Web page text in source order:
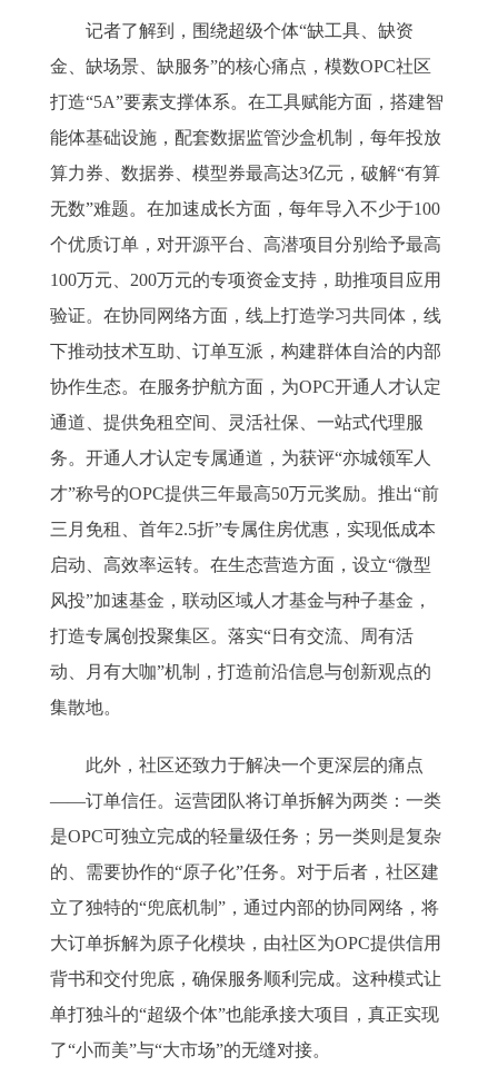
记者了解到，围绕超级个体“缺工具、缺资
金、缺场景、缺服务”的核心痛点，模数OPC社区
打造“5A”要素支撑体系。在工具赋能方面，搭建智
能体基础设施，配套数据监管沙盒机制，每年投放
算力券、数据券、模型券最高达3亿元，破解“有算
无数”难题。在加速成长方面，每年导入不少于100
个优质订单，对开源平台、高潜项目分别给予最高
100万元、200万元的专项资金支持，助推项目应用
验证。在协同网络方面，线上打造学习共同体，线
下推动技术互助、订单互派，构建群体自洽的内部
协作生态。在服务护航方面，为OPC开通人才认定
通道、提供免租空间、灵活社保、一站式代理服
务。开通人才认定专属通道，为获评“亦城领军人
才”称号的OPC提供三年最高50万元奖励。推出“前
三月免租、首年2.5折”专属住房优惠，实现低成本
启动、高效率运转。在生态营造方面，设立“微型
风投”加速基金，联动区域人才基金与种子基金，
打造专属创投聚集区。落实“日有交流、周有活
动、月有大咖”机制，打造前沿信息与创新观点的
集散地。
此外，社区还致力于解决一个更深层的痛点
——订单信任。运营团队将订单拆解为两类：一类
是OPC可独立完成的轻量级任务；另一类则是复杂
的、需要协作的“原子化”任务。对于后者，社区建
立了独特的“兜底机制”，通过内部的协同网络，将
大订单拆解为原子化模块，由社区为OPC提供信用
背书和交付兜底，确保服务顺利完成。这种模式让
单打独斗的“超级个体”也能承接大项目，真正实现
了“小而美”与“大市场”的无缝对接。